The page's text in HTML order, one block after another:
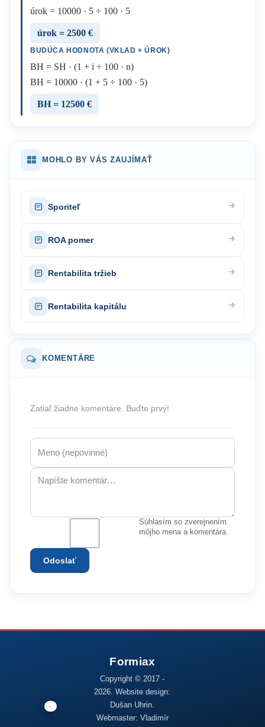
úrok = 10000 · 5 ÷ 100 · 5
úrok = 2500 €
BUDÚCA HODNOTA (VKLAD + ÚROK)
BH = SH · (1 + i ÷ 100 · n)
BH = 10000 · (1 + 5 ÷ 100 · 5)
BH = 12500 €
MOHLO BY VÁS ZAUJÍMAŤ
Sporiteľ
ROA pomer
Rentabilita tržieb
Rentabilita kapitálu
KOMENTÁRE
Zatiaľ žiadne komentáre. Buďte prvý!
Súhlasím so zverejnením
môjho mena a komentára.
Odoslať
Copyright © 2017 -
2026. Website design:
Dušan Uhrin.
Webmaster: Vladimír